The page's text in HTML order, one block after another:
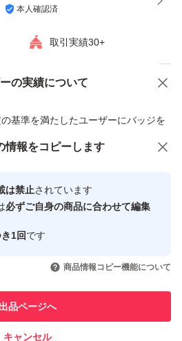
本人確認済
取引実績30+
の実績について
基準を満たしたユーザーにバッジを
心・安全なユーザーです
引を完了させた実績があります
での取引実績があります
商品への質問
情報をコピーします
は禁止されています
必ずご自身の商品に合わせて編集
1回です
商品情報コピー機能について
出品ページへ
キャンセル
オススメ